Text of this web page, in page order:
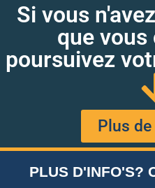
Si vous
que vous
poursuivez
Plus
PLUS D'INFO'S?